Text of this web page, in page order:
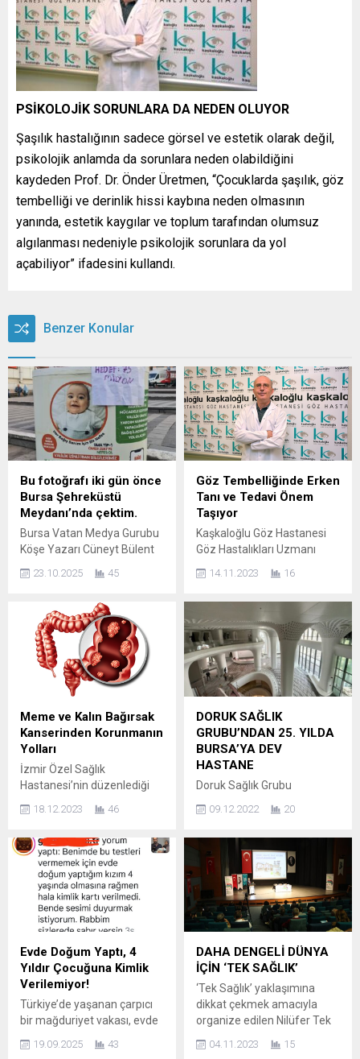
PSİKOLOJİK SORUNLARA DA NEDEN OLUYOR
Şaşılık hastalığının sadece görsel ve estetik olarak değil,
psikolojik anlamda da sorunlara neden olabildiğini
kaydeden Prof. Dr. Önder Üretmen, “Çocuklarda şaşılık, göz
tembelliği ve derinlik hissi kaybına neden olmasının
yanında, estetik kaygılar ve toplum tarafından olumsuz
algılanması nedeniyle psikolojik sorunlara da yol
açabiliyor” ifadesini kullandı.
Benzer Konular
Bu fotoğrafı iki gün önce
Bursa Şehreküstü
Meydanı’nda çektim.
Bursa Vatan Medya Gurubu
Köşe Yazarı Cüneyt Bülent
alınan yazıda BİRKAÇ GÜN
verdiği halde) “SMA
taraması eksik kaldı”
bahanesi ile 3. KEZ TOPUK
KANI VERMEDİĞİ İÇİN
MAHKEMEYE VERİLEN BİR
POLİS MEMURU VE EŞİNİN
DURUŞMASINA GİRDİM.
Şerefli bir polis memuru ve
kıymetli...
23.10.2025 45
Göz Tembelliğinde Erken
Tanı ve Tedavi Önem
Taşıyor
Kaşkaloğlu Göz Hastanesi
Göz Hastalıkları Uzmanı
çocuklarda tek taraflı görme
göz tembelliğinde erken tanı
ve tedavinin önem taşıdığını
söyledi. Üretmen, göz
tembelliği tedavisinin ancak
belirli bir yaşa kadar
yapılabildiğini belirterek,
erken tanının tedavi
başarısını yükselttiğini dile
getirdi. Prof. Dr. Önder
Üretmen...
14.11.2023 16
Meme ve Kalın Bağırsak
Kanserinden Korunmanın
Yolları
İzmir Özel Sağlık
Hastanesi’nin düzenlediği
konuk olan Genel Cerrahi
Çavdaroğlu, ‘Meme ve kalın
bağırsak kanserinden
korunma’ başlıklı bir sunum
gerçekleştirdi. Yürekten
Dokunuşlar Derneği
(YÜDOP) üyelerinin de
katıldığı seminerde Op. Dr.
Özgür Çavdaroğlu, erken
tanının ve tedavinin başarı
yüzdesini artırdığını söyledi.
Meme ve kalın bağırsak
kanseri vakalarının...
18.12.2023 46
DORUK SAĞLIK
GRUBU’NDAN 25. YILDA
BURSA’YA DEV
HASTANE
Doruk Sağlık Grubu
geçmeye hazırlanan, Güney
hastanesi olacak Doruk
Nilüfer Hastanesi, Toplumla
Bütünleşme Projesi
kapsamında mimarisi ve
tasarımıyla ilgili olarak Bursa
Uludağ Üniversitesi Mimarlık
Fakültesi öğretim üyeleri ve
öğrencilerine tanıtıldı. Doruk
Nilüfer Hastanesi, getirdiği
mimari ve tıbbi teknolojik
yenilikle Bursa’da sağlık
alanında fark yaratacak....
09.12.2022 20
Evde Doğum Yaptı, 4
Yıldır Çocuğuna Kimlik
Verilemiyor!
Türkiye’de yaşanan çarpıcı
bir mağduriyet vakası, evde
ardından yaşanan
19.09.2025 43
DAHA DENGELİ DÜNYA
İÇİN ‘TEK SAĞLIK’
‘Tek Sağlık’ yaklaşımına
dikkat çekmek amacıyla
organize edilen Nilüfer Tek
insan, hayvan, çevre
04.11.2023 15